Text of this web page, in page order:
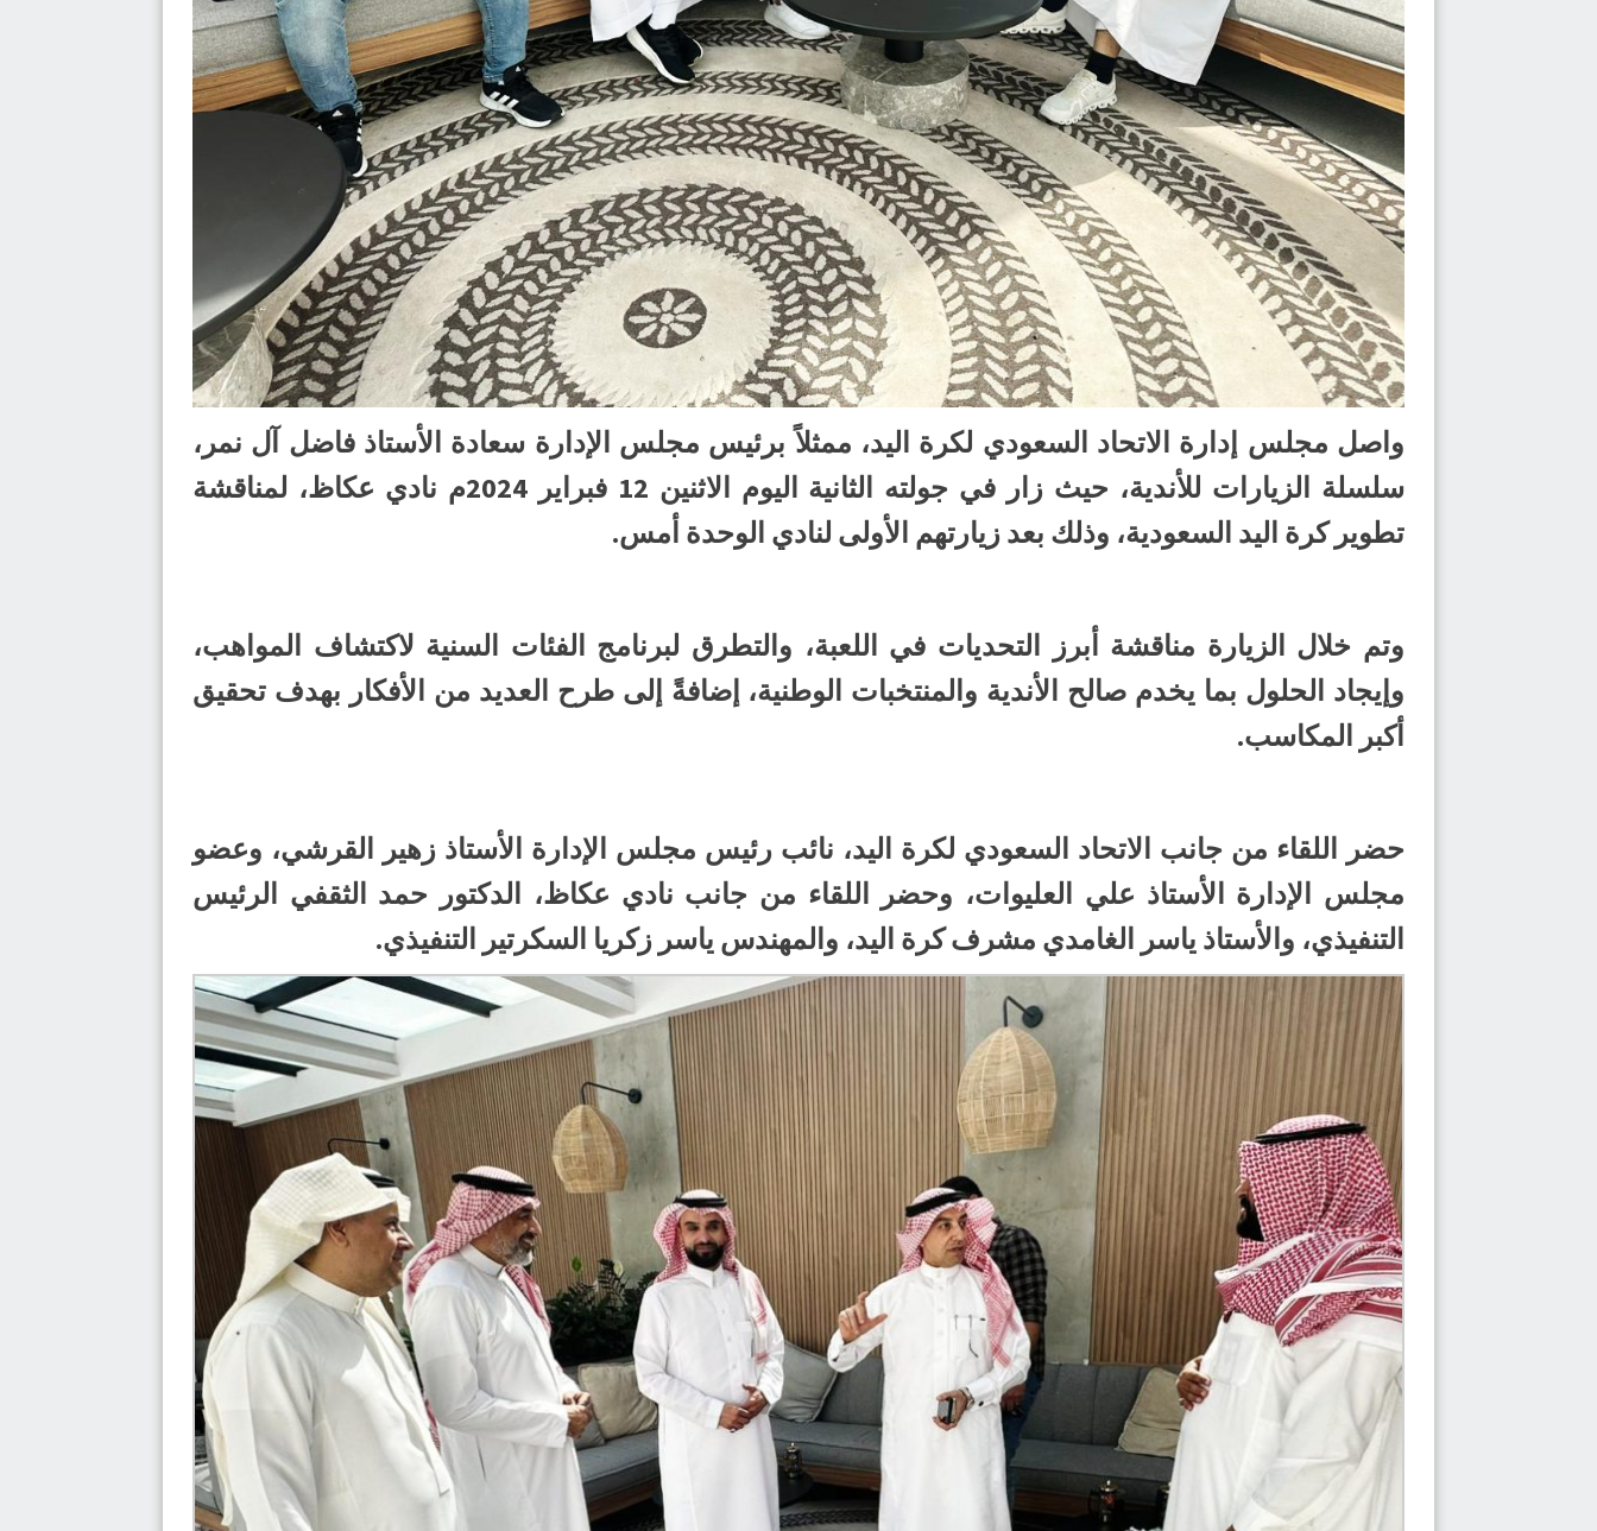
واصل مجلس إدارة الاتحاد السعودي لكرة اليد، ممثلاً برئيس مجلس الإدارة سعادة الأستاذ فاضل آل نمر،
سلسلة الزيارات للأندية، حيث زار في جولته الثانية اليوم الاثنين 12 فبراير 2024م نادي عكاظ، لمناقشة
تطوير كرة اليد السعودية، وذلك بعد زيارتهم الأولى لنادي الوحدة أمس.
وتم خلال الزيارة مناقشة أبرز التحديات في اللعبة، والتطرق لبرنامج الفئات السنية لاكتشاف المواهب،
وإيجاد الحلول بما يخدم صالح الأندية والمنتخبات الوطنية، إضافةً إلى ⁠طرح العديد من الأفكار بهدف تحقيق
أكبر المكاسب.
حضر اللقاء من جانب الاتحاد السعودي لكرة اليد، نائب رئيس مجلس الإدارة الأستاذ زهير القرشي، وعضو
مجلس الإدارة الأستاذ علي العليوات، وحضر اللقاء من جانب نادي عكاظ، الدكتور حمد الثقفي الرئيس
التنفيذي، والأستاذ ياسر الغامدي مشرف كرة اليد، والمهندس ياسر زكريا السكرتير التنفيذي.